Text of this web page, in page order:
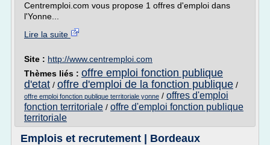
Centremploi.com vous propose 1 offres d'emploi dans
l'Yonne...
Lire la suite
Site : http://www.centremploi.com
Thèmes liés : offre emploi fonction publique
d'etat / offre d'emploi de la fonction publique /
offre emploi fonction publique territoriale yonne / offres d'emploi
fonction territoriale / offre d'emploi fonction publique
territoriale
Emplois et recrutement | Bordeaux